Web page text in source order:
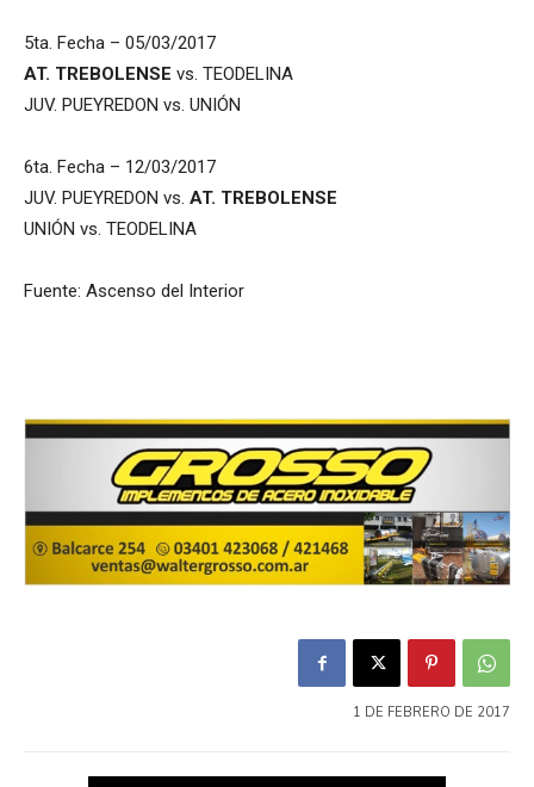
5ta. Fecha – 05/03/2017
AT. TREBOLENSE vs. TEODELINA
JUV. PUEYREDON vs. UNIÓN
6ta. Fecha – 12/03/2017
JUV. PUEYREDON vs. AT. TREBOLENSE
UNIÓN vs. TEODELINA
Fuente: Ascenso del Interior
1 DE FEBRERO DE 2017